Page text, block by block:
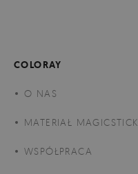
COLORAY
O NAS
MATERIAŁ MAGICSTICK
WSPÓŁPRACA